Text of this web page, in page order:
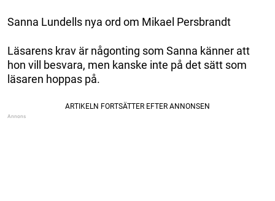
Sanna Lundells nya ord om Mikael Persbrandt
Läsarens krav är någonting som Sanna känner att
hon vill besvara, men kanske inte på det sätt som
läsaren hoppas på.